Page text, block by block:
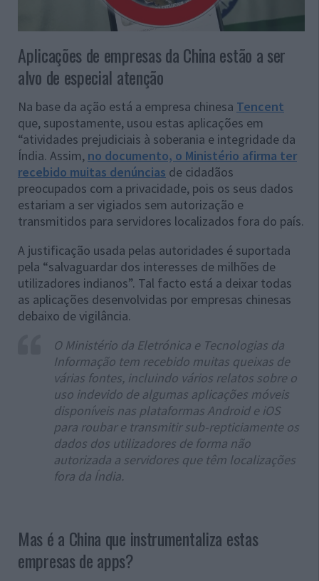
Aplicações de empresas da China estão a ser
alvo de especial atenção
Na base da ação está a empresa chinesa Tencent
que, supostamente, usou estas aplicações em
“atividades prejudiciais à soberania e integridade da
Índia. Assim, no documento, o Ministério afirma ter
recebido muitas denúncias de cidadãos
preocupados com a privacidade, pois os seus dados
estariam a ser vigiados sem autorização e
transmitidos para servidores localizados fora do país.
A justificação usada pelas autoridades é suportada
pela “salvaguardar dos interesses de milhões de
utilizadores indianos”. Tal facto está a deixar todas
as aplicações desenvolvidas por empresas chinesas
debaixo de vigilância.
O Ministério da Eletrónica e Tecnologias da
Informação tem recebido muitas queixas de
várias fontes, incluindo vários relatos sobre o
uso indevido de algumas aplicações móveis
disponíveis nas plataformas Android e iOS
para roubar e transmitir sub-repticiamente os
dados dos utilizadores de forma não
autorizada a servidores que têm localizações
fora da Índia.
Mas é a China que instrumentaliza estas
empresas de apps?